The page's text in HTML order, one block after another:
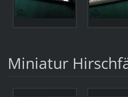
Miniatur